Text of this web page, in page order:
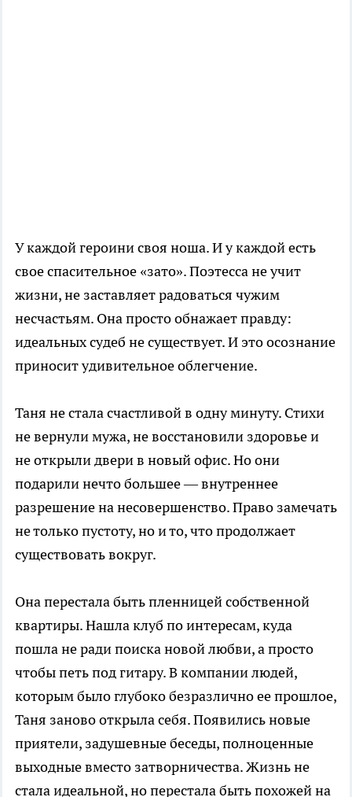
У каждой героини своя ноша. И у каждой есть
свое спасительное «зато». Поэтесса не учит
жизни, не заставляет радоваться чужим
несчастьям. Она просто обнажает правду:
идеальных судеб не существует. И это осознание
приносит удивительное облегчение.
Таня не стала счастливой в одну минуту. Стихи
не вернули мужа, не восстановили здоровье и
не открыли двери в новый офис. Но они
подарили нечто большее — внутреннее
разрешение на несовершенство. Право замечать
не только пустоту, но и то, что продолжает
существовать вокруг.
Она перестала быть пленницей собственной
квартиры. Нашла клуб по интересам, куда
пошла не ради поиска новой любви, а просто
чтобы петь под гитару. В компании людей,
которым было глубоко безразлично ее прошлое,
Таня заново открыла себя. Появились новые
приятели, задушевные беседы, полноценные
выходные вместо затворничества. Жизнь не
стала идеальной, но перестала быть похожей на